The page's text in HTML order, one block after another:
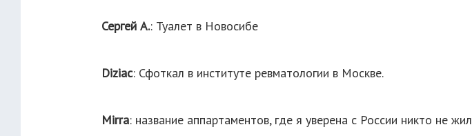
Сергей А.: Туалет в Новосибе
Diziac: Сфоткал в институте ревматологии в Москве.
Mirra: название аппартаментов, где я уверена с России никто не жил